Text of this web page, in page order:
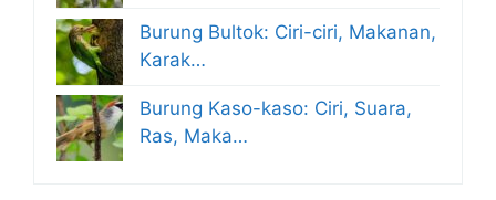
Burung Bultok: Ciri-ciri, Makanan,
Karak…
Burung Kaso-kaso: Ciri, Suara,
Ras, Maka…